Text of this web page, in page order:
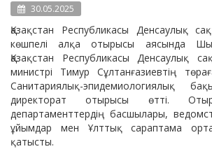
30.05.2025
Қазақстан Республикасы Денсаулық
көшпелі алқа отырысы аясында
Қазақстан Республикасы Денсаулық
министрі Тимур Сұлтанғазиевтің
Санитариялық-эпидемиологиялық
директорат отырысы өтті.
департаменттердің басшылары,
ұйымдар мен Ұлттық сараптама
қатысты.